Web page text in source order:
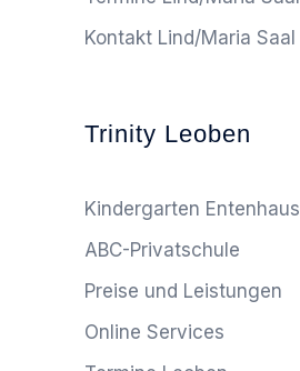
Kontakt Lind/Maria Saal
Trinity Leoben
Kindergarten Entenhaus
ABC-Privatschule
Preise und Leistungen
Online Services